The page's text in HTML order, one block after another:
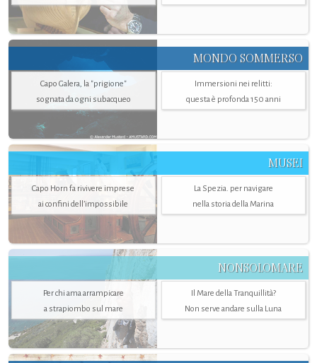
MONDO SOMMERSO
Capo Galera, la "prigione"
sognata da ogni subacqueo
Immersioni nei relitti:
questa è profonda 150 anni
MUSEI
Capo Horn fa rivivere imprese
ai confini dell’impossibile
La Spezia. per navigare
nella storia della Marina
NONSOLOMARE
Per chi ama arrampicare
a strapiombo sul mare
Il Mare della Tranquillità?
Non serve andare sulla Luna